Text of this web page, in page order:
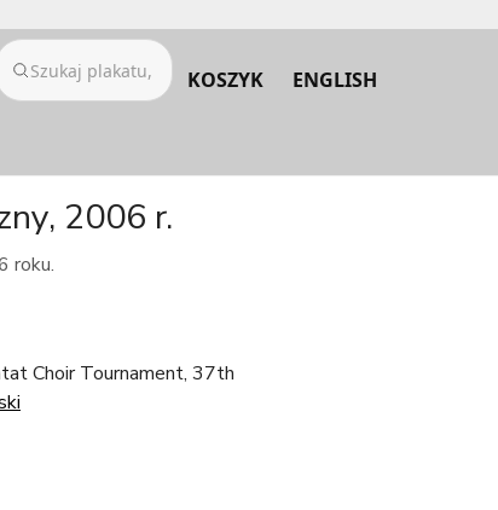
KOSZYK ENGLISH
2006 r.
roku.
Choir Tournament, 37th